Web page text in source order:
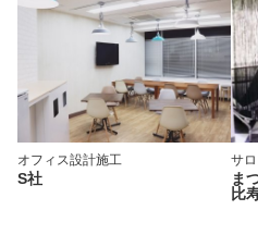
オフィス設計施工
S社
サ
ま
比